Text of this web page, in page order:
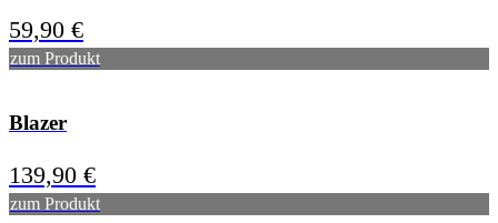
59,90 €
zum Produkt
Blazer
139,90 €
zum Produkt